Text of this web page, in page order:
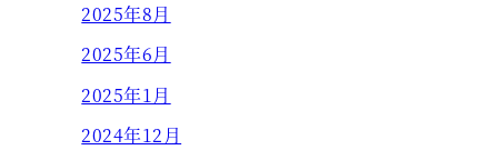
2025年8月
2025年6月
2025年1月
2024年12月